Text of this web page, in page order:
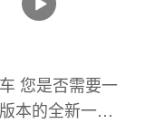
您是否需要一
本的全新一代